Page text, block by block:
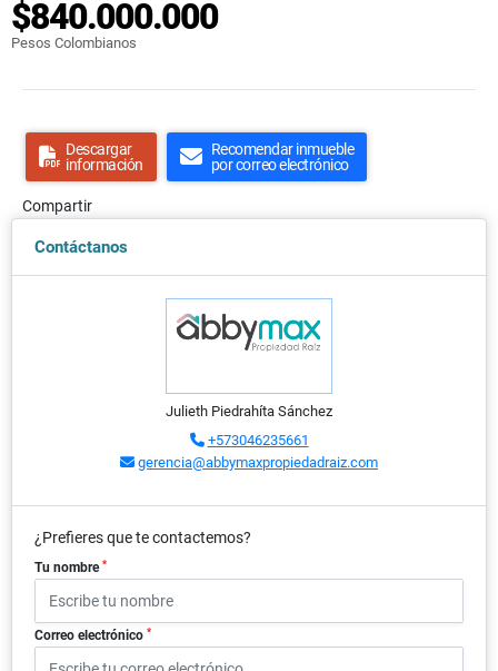
$840.000.000
Pesos Colombianos
Descargar
información
Recomendar inmueble
por correo electrónico
Compartir
Contáctanos
Julieth Piedrahíta Sánchez
+573046235661
gerencia@abbymaxpropiedadraiz.com
¿Prefieres que te contactemos?
Tu nombre *
Correo electrónico *